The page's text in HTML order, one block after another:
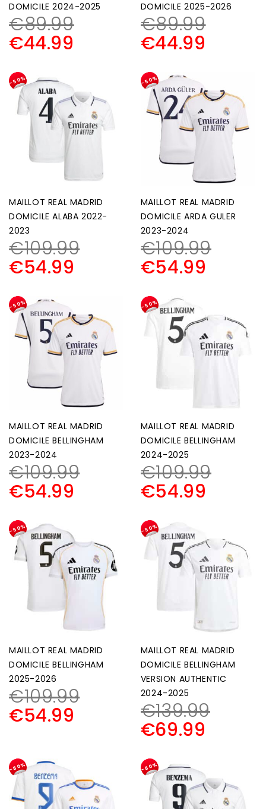
DOMICILE 2024-2025
€89.99
€44.99
DOMICILE 2025-2026
€89.99
€44.99
-50%
MAILLOT REAL MADRID
DOMICILE ALABA 2022-
2023
€109.99
€54.99
-50%
MAILLOT REAL MADRID
DOMICILE ARDA GULER
2023-2024
€109.99
€54.99
-50%
MAILLOT REAL MADRID
DOMICILE BELLINGHAM
2023-2024
€109.99
€54.99
-50%
MAILLOT REAL MADRID
DOMICILE BELLINGHAM
2024-2025
€109.99
€54.99
-50%
MAILLOT REAL MADRID
DOMICILE BELLINGHAM
2025-2026
€109.99
€54.99
-50%
MAILLOT REAL MADRID
DOMICILE BELLINGHAM
VERSION AUTHENTIC
2024-2025
€139.99
€69.99
-50% -50%